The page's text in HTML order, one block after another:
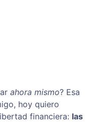
ahora mismo? Esa
hoy quiero
financiera: las